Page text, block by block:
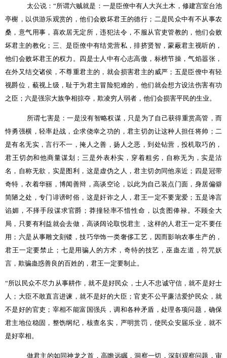
太公说： “所谓六贼就是：一是臣僚中有人大兴土木，修建宫室台池
亭榭，以供游乐观赏的，他们会败坏君王的德行；二是民众中有不从事农
桑，意气用事，喜欢居无定所，违犯法令，不服从官吏管教的，他们会败
坏君主的教化；三、是臣僚中有结党营私，排挤贤智，蒙蔽君主视听的，
他们会败坏君王的权力。四是士人中有心志高傲，标榜节操，气焰嚣张，
在外又结交诸侯，不尊重君主的，就会损害君主的威严；五是臣僚中有轻
视爵位，藐视上级，耻于为君主冒险犯难的，他们就会想方设法伤害有功
之臣；六是强宗大族争相掠夺，欺凌穷人弱者，他们会损害平民的生业。
所谓七害是：一是没有智略权谋，只是为了自己获得重赏高管，而
恃勇强横，轻率赴战，企求侥幸之功的，君主切勿让这种人担任将帅；二
是有名无实，言行不一，掩人之善，扬人之恶，到处钻营，投机取巧的，
君王切勿和他商量谋划；三是外表朴实，穿着粗劣，自称无为，实是沽
名，自称无欲，实是图利，这是虚伪之人，君主切勿同他亲近；四是冠带
奇特，衣着华丽，博闻善辩，高谈空论，以此为自己装点门面，身居偏僻
简陋之处，专门诽谤时俗，这是奸诈之人，君王一定不要宠爱；五是谗言
谄媚，不择手段谋求官爵；莽撞轻率不惜性命，以贪图俸禄。不顾全大
局，只要有利益就会去做，高谈阔论取悦君主，这样的人君王一定不要任
用；六是从事雕文刻镂，技巧华饰一类奢侈工艺，因而影响农事生产的，
君王一定要禁止；七是用骗人的方术，奇特的技艺，巫蛊左道，符咒妖
言，欺骗蛊惑善良的百姓的，君王一定要制止。
“所以民众不尽力从事耕作，就不是好民众，士人不忠诚守信，就不是好士
人；大臣不敢直言进谏，就不是好的大臣；官吏不公平廉洁爱护民众，就
不是好的官吏；宰相不能富国强兵，调和各种矛盾，处理各项问题，确保
君主地位稳固，整饬纲纪，核查名实，严明赏罚，使民众安届乐业，就不
是好宰相。
做君主的如同神龙之首，高瞻远瞩，洞察一切，深刻观察问题，审